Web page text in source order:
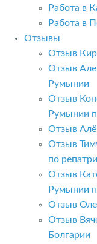
Работа в
Работа в
Отзывы
Отзыв
Отзыв
Румынии
Отзыв
Румынии
Отзыв
Отзыв
по
Отзыв
Румынии
Отзыв
Отзыв
Болгарии